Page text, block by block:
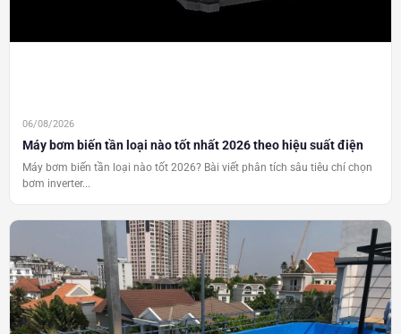
06/08/2026
Máy bơm biến tần loại nào tốt nhất 2026 theo hiệu suất điện
Máy bơm biến tần loại nào tốt 2026? Bài viết phân tích sâu tiêu chí chọn
bơm inverter...